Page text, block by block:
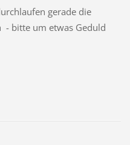
gerade die
- bitte um etwas Geduld